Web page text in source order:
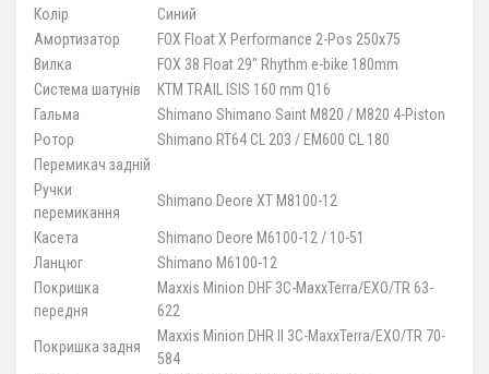
Колір
Синий
Амортизатор
FOX Float X Performance 2-Pos 250x75
Вилка
FOX 38 Float 29" Rhythm e-bike 180mm
Система шатунів
KTM TRAIL ISIS 160 mm Q16
Гальма
Shimano Shimano Saint M820 / M820 4-Piston
Ротор
Shimano RT64 CL 203 / EM600 CL 180
Перемикач задній
Ручки
перемикання
Shimano Deore XT M8100-12
Касета
Shimano Deore M6100-12 / 10-51
Ланцюг
Shimano M6100-12
Покришка
передня
Maxxis Minion DHF 3C-MaxxTerra/EXO/TR 63-
622
Покришка задня
Maxxis Minion DHR II 3C-MaxxTerra/EXO/TR 70-
584